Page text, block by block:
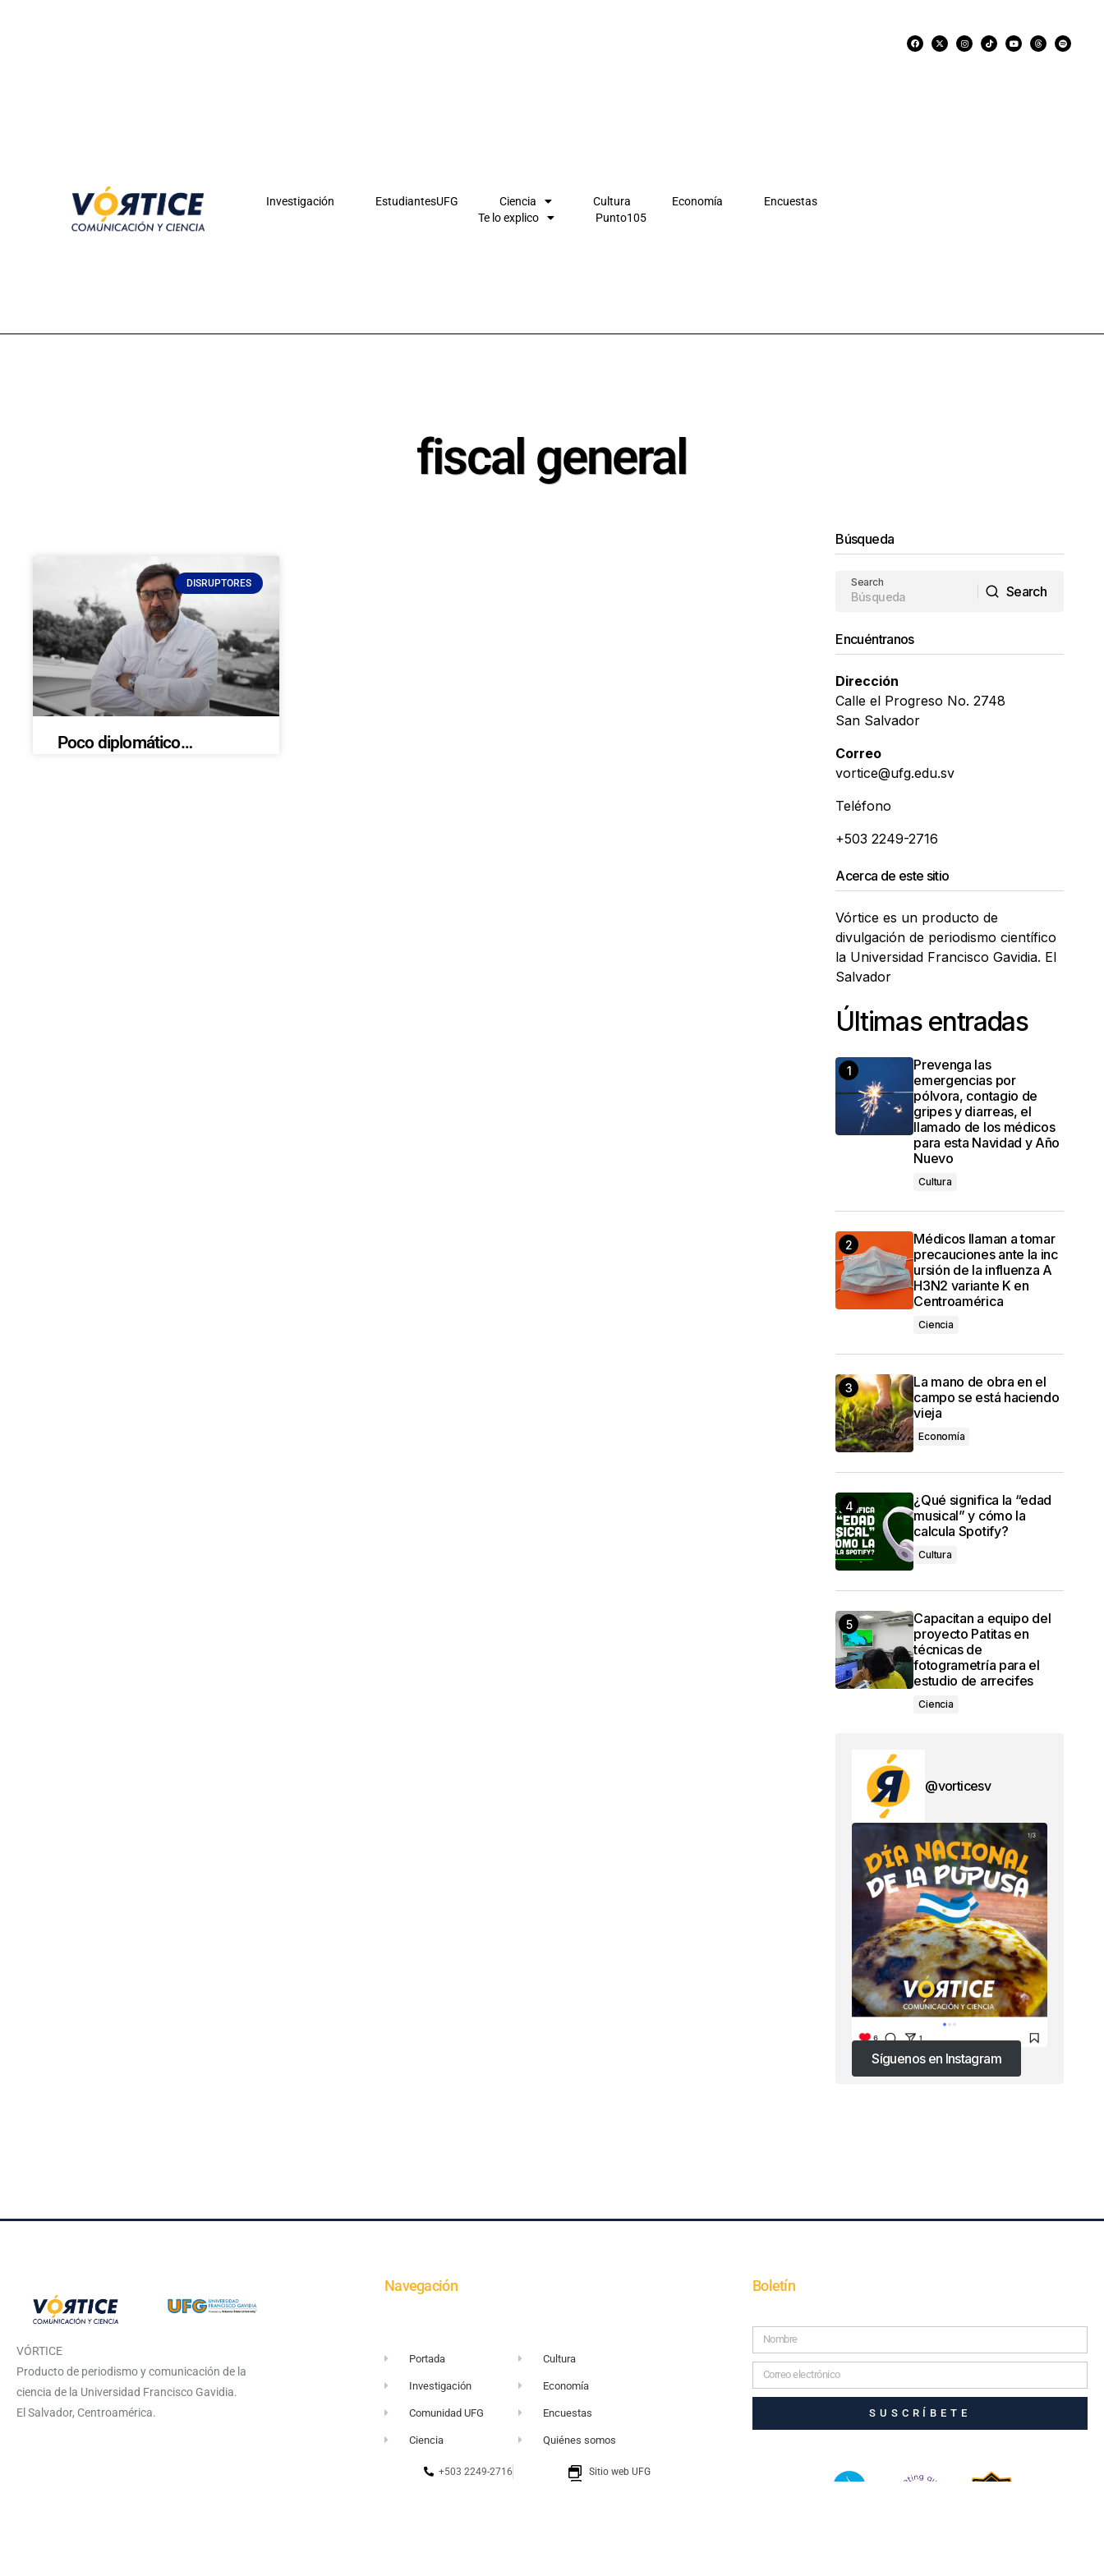
Investigación EstudiantesUFG Ciencia Cultura Economía
Encuestas
Te lo explico
Punto105
fiscal general
DISRUPTORES
Poco diplomático…
Búsqueda
Search
Search
Encuéntranos
Dirección
Calle el Progreso No. 2748
San Salvador
Correo
vortice@ufg.edu.sv
Teléfono
+503 2249-2716
Acerca de este sitio
Vórtice es un producto de
divulgación de periodismo científico
la Universidad Francisco Gavidia. El
Salvador
Últimas entradas
Prevenga las
emergencias por
pólvora, contagio de
gripes y diarreas, el
llamado de los médicos
para esta Navidad y Año
Nuevo
Cultura
Médicos llaman a tomar
precauciones ante la inc
ursión de la influenza A
H3N2 variante K en
Centroamérica
Ciencia
La mano de obra en el
campo se está haciendo
vieja
Economía
¿Qué significa la “edad
musical” y cómo la
calcula Spotify?
Cultura
Capacitan a equipo del
proyecto Patitas en
técnicas de
fotogrametría para el
estudio de arrecifes
Ciencia
@vorticesv
Síguenos en Instagram
VÓRTICE
Producto de periodismo y comunicación de la
ciencia de la Universidad Francisco Gavidia.
El Salvador, Centroamérica.
Navegación
Portada
Investigación
Comunidad UFG
Ciencia
Cultura
Economía
Encuestas
Quiénes somos
+503 2249-2716
Sitio web UFG
Boletín
SUSCRÍBETE